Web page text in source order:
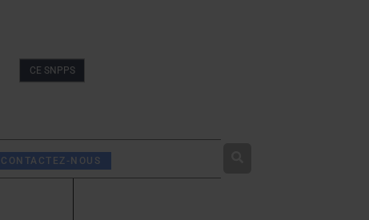
CONTACTEZ-NOUS
CE SNPPS